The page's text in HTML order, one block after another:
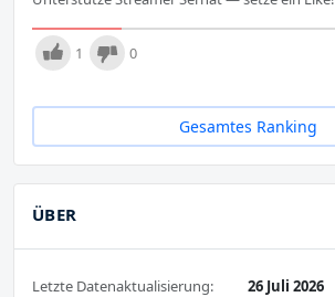
1 0
Gesamtes Ranking
ÜBER
Letzte Datenaktualisierung:
26 Juli 2026